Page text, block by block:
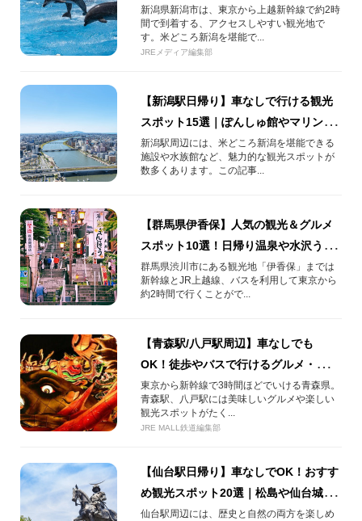
新潟県新潟市は、東京から上越新幹線で約2時
間で到着する、アクセスしやすい観光地で
す。米どころ新潟を堪能で...
JREメディア編集部
【新潟駅日帰り】車なしで行ける観光
スポット15選｜ぽんしゅ館やマリンピ
ア日本海などの名所をご紹介
新潟駅周辺には、米どころ新潟を堪能できる
施設や水族館など、魅力的な観光スポットが
数多くあります。この記事...
【群馬県伊香保】人気の観光＆グルメ
スポット10選！日帰り温泉や水沢うど
んもご紹介
群馬県渋川市にある観光地「伊香保」までは
新幹線とJR上越線、バスを利用して東京から
約2時間で行くことがで...
【青森駅/八戸駅周辺】車なしでも
OK！徒歩やバスで行けるグルメ・観光
スポットを紹介
東京から新幹線で3時間ほどでいける青森県。
青森駅、八戸駅には美味しいグルメや楽しい
観光スポットがたく...
JRE MALL鉄道編集部
【仙台駅日帰り】車なしでOK！おすす
め観光スポット20選｜松島や仙台城跡
などの名所をご紹介
仙台駅周辺には、歴史と自然の両方を楽しめ